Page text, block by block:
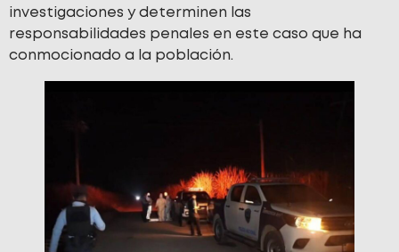
investigaciones y determinen las
responsabilidades penales en este caso que ha
conmocionado a la población.